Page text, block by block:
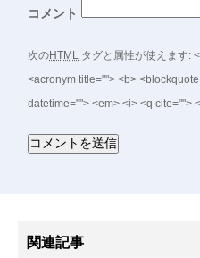
コメント
次のHTML タグと属性が使えます:
<acronym title=""> <b>
datetime=""> <em> <i> <q cite="">
関連記事